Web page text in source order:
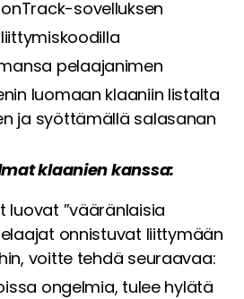
sovelluksen
pelaajanimen
luomaan klaaniin listalta
ja syöttämällä salasanan
klaanien kanssa:
luovat ”vääränlaisia
onnistuvat liittymään
voitte tehdä seuraavaa:
ongelmia, tulee hylätä